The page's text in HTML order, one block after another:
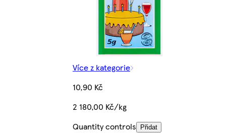
Více z kategorie
10,90 Kč
2 180,00 Kč/kg
Quantity controls
Přidat